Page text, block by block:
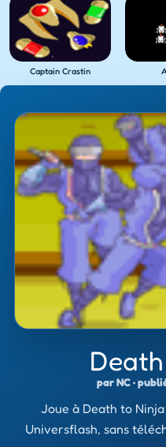
par NC ·
Joue à Death to
Universflash, sans
Captain Crastin